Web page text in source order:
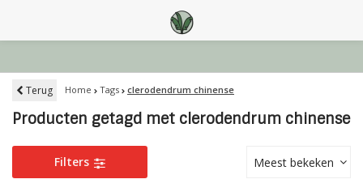
Terug Home Tags clerodendrum chinense
Producten getagd met clerodendrum chinense
Filters Meest bekeken